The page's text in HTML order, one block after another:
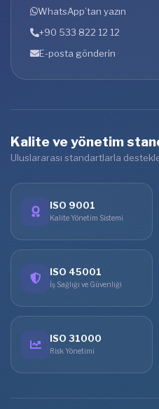
WhatsApp’tan yazın
+90 533 822 12 12
E-posta gönderin
Kalite ve yönetim
Uluslararası standartlarla
ISO 9001
Kalite Yönetim Sistemi
ISO 45001
İş Sağlığı ve Güvenliği
ISO 31000
Risk Yönetimi